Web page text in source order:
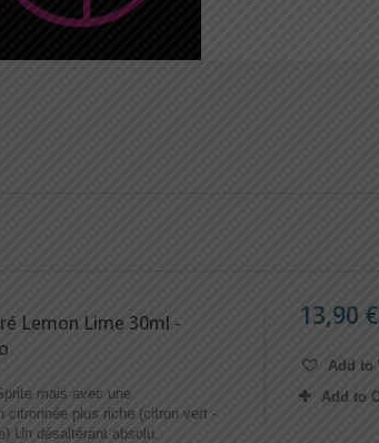
Lemon Lime 30ml -
mais avec une
citronnée plus riche (citron vert -
Un désaltérant absolu.
13,90 €
Add to
Add to